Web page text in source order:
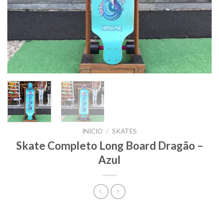
INÍCIO / SKATES
Skate Completo Long Board Dragão –
Azul